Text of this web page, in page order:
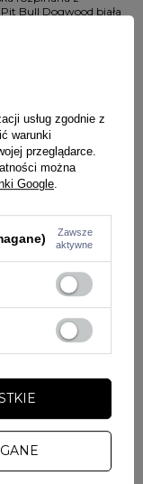
Bull Dogwood biała
męski Jigga
Written Tag czarny
usług zgodnie z
warunki
przeglądarce.
można
Google
Zawsze
aktywne